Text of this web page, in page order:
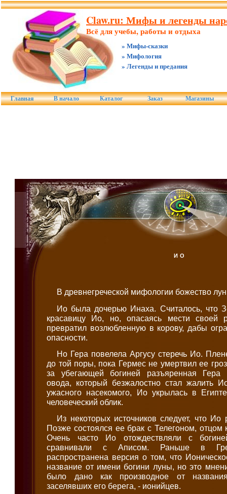
Claw.ru: Мифы и легенды
Всё для учебы, работы и отдыха
» Мифы-сказки
» Мифология
» Легенды и предания
Главная В начало Каталог Заказ Магазины
ИО
В древнегреческой мифологии божество
Ио была дочерью Инаха. Считалось, что
красавицу Ио, но, опасаясь мести своей
превратил возлюбленную в корову, дабы
опасности.
Но Гера повелела Аргусу стеречь Ио.
до той поры, пока Гермес не умертвил ее
за убегающей богиней разъяренная Гера
овода, который безжалостно стал жалить
ужасного насекомого, Ио укрылась в
человеческий облик.
Из некоторых источников следует, что
Позже состоялся ее брак с Телегоном, отцом
Очень часто Ио отождествляли с
сравнивали с Аписом. Раньше в
распространена версия о том, что
название от имени богини луны, но это
было дано как производное от
заселявших его берега, - ионийцев.